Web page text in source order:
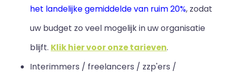
het landelijke gemiddelde van ruim 20%, zodat
uw budget zo veel mogelijk in uw organisatie
blijft. Klik hier voor onze tarieven.
Interimmers / freelancers / zzp'ers /